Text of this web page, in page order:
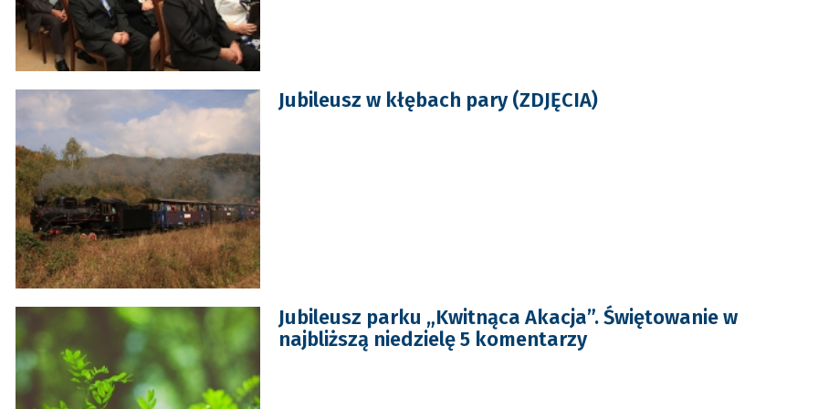
Jubileusz w kłębach pary (ZDJĘCIA)
Jubileusz parku „Kwitnąca Akacja”. Świętowanie w
najbliższą niedzielę 5 komentarzy